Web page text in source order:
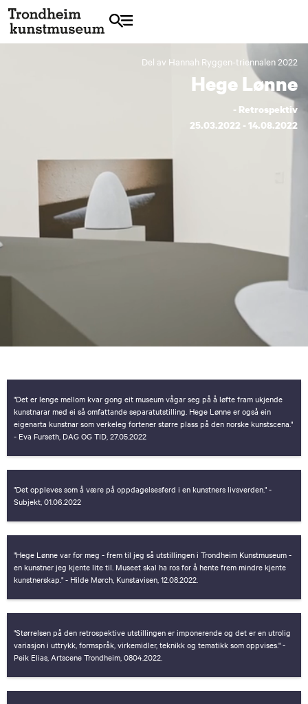
Del av Hannah Ryggen-triennalen 2022
Hege Lønne
- Retrospektiv
25.03.2022 - 14.08.2022
"Det er lenge mellom kvar gong eit museum vågar seg på å løfte fram ukjende
kunstnarar med ei så omfattande separatutstilling. Hege Lønne er også ein
eigenarta kunstnar som verkeleg fortener større plass på den norske kunstscena."
- Eva Furseth, DAG OG TID, 27.05.2022
"Det oppleves som å være på oppdagelsesferd i en kunstners livsverden." -
Subjekt, 01.06.2022
"Hege Lønne var for meg - frem til jeg så utstillingen i Trondheim Kunstmuseum -
en kunstner jeg kjente lite til. Museet skal ha ros for å hente frem mindre kjente
kunstnerskap." - Hilde Mørch, Kunstavisen, 12.08.2022.
"Størrelsen på den retrospektive utstillingen er imponerende og det er en utrolig
variasjon i uttrykk, formspråk, virkemidler, teknikk og tematikk som oppvises." -
Peik Elias, Artscene Trondheim, 0804.2022.